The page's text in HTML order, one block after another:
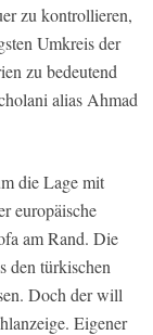
zu kontrollieren,
Umkreis der
zu bedeutend
alias Ahmad
die Lage mit
europäische
am Rand. Die
den türkischen
Doch der will
Eigener